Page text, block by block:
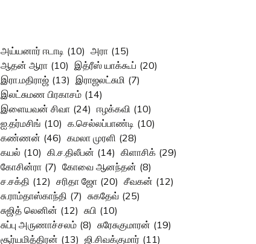
அய்யனார் ஈடாடி (10) அரா (15)
ஆதன் ஆரா (10) இத்ரீஸ் யாக்கூப் (20)
இரா.மதிராஜ் (13) இராஜலட்சுமி (7)
இலட்சுமண பிரகாசம் (14)
இளையவன் சிவா (24) ஈழக்கவி (10)
ஐ.தர்மசிங் (10) க.செல்லப்பாண்டி (10)
கண்ணன் (46) கமலா முரளி (28)
கயல் (10) கி.ச.திலீபன் (14) கிளாசிக் (29)
கோசின்ரா (7) கோவை ஆனந்தன் (8)
ச.சக்தி (12) சரிதா ஜோ (20) சீவகன் (12)
சு.ராம்தாஸ்காந்தி (7) சுகதேவ் (25)
சுஜித் லெனின் (12) சுபி (10)
சுப்பு அருணாச்சலம் (8) சுரேசுகுமாரன் (19)
சூர்யமித்திரன் (13) ஜி.சிவக்குமார் (11)